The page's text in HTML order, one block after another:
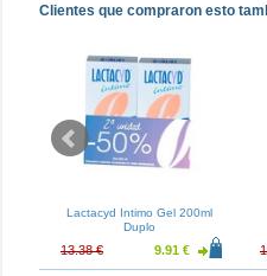
Clientes que compraron esto
Lactacyd Intimo Gel 200ml
Duplo
13.38 € 9.91 €